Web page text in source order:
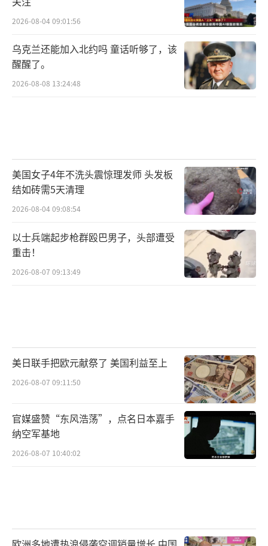
2026-08-04 09:01:56
乌克兰还能加入北约吗 童话听够了，该
醒醒了。
2026-08-08 13:24:48
美国女子4年不洗头震惊理发师 头发板
结如砖需5天清理
2026-08-04 09:08:54
以士兵端起步枪群殴巴男子，头部遭受
重击！
2026-08-07 09:13:49
美日联手把欧元献祭了 美国利益至上
2026-08-07 09:11:50
官媒盛赞“东风浩荡”，点名日本嘉手
纳空军基地
2026-08-07 10:40:02